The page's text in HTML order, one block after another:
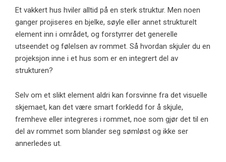
Et vakkert hus hviler alltid på en sterk struktur. Men noen
ganger projiseres en bjelke, søyle eller annet strukturelt
element inn i området, og forstyrrer det generelle
utseendet og følelsen av rommet. Så hvordan skjuler du en
projeksjon inne i et hus som er en integrert del av
strukturen?
Selv om et slikt element aldri kan forsvinne fra det visuelle
skjemaet, kan det være smart forkledd for å skjule,
fremheve eller integreres i rommet, noe som gjør det til en
del av rommet som blander seg sømløst og ikke ser
annerledes ut.